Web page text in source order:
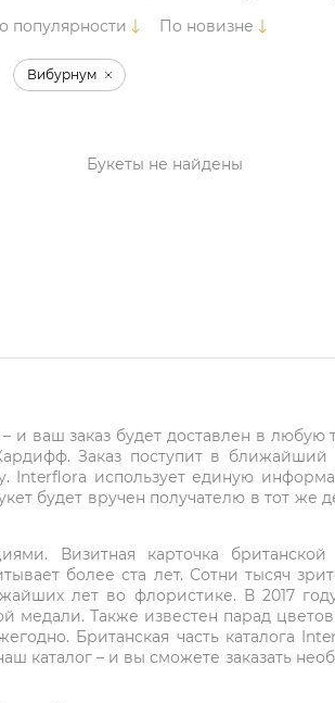
популярности По новизне
Вибурнум
Букеты не найдены
ваш заказ будет доставлен в любую
Заказ поступит в
Interflora использует единую
будет вручен получателю в тот же
Визитная карточка
более ста лет. Сотни тысяч
лет во флористике. В 2017
медали. Также известен парад
Британская часть каталога
каталог – и вы сможете заказать